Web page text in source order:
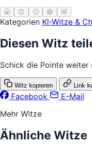
🥱 😐 🙂 😄 🤣
Kategorien KI-Witze &
Diesen Witz
Schick die Pointe
Witz kopieren Link
Facebook
E-Mail
Mehr Witze
Ähnliche Witze